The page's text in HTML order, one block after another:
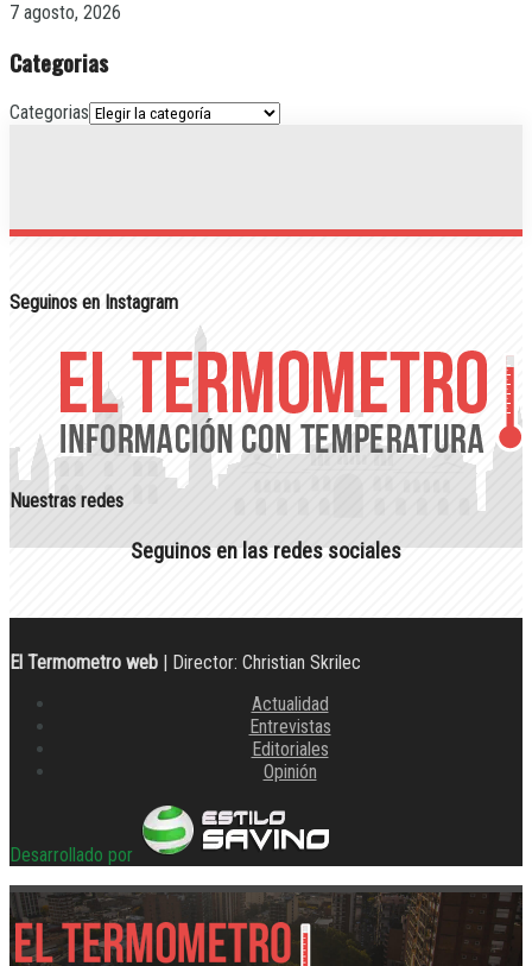
7 agosto, 2026
Categorias
Categorias
Seguinos en Instagram
Nuestras redes
Seguinos en las redes sociales
El Termometro web | Director: Christian Skrilec
Actualidad
Entrevistas
Editoriales
Opinión
Desarrollado por